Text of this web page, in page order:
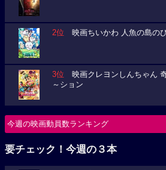
2位 映画ちいかわ 人魚の島の
3位 映画クレヨンしんちゃん
～ション
今週の映画動員数ランキング
要チェック！今週の３本